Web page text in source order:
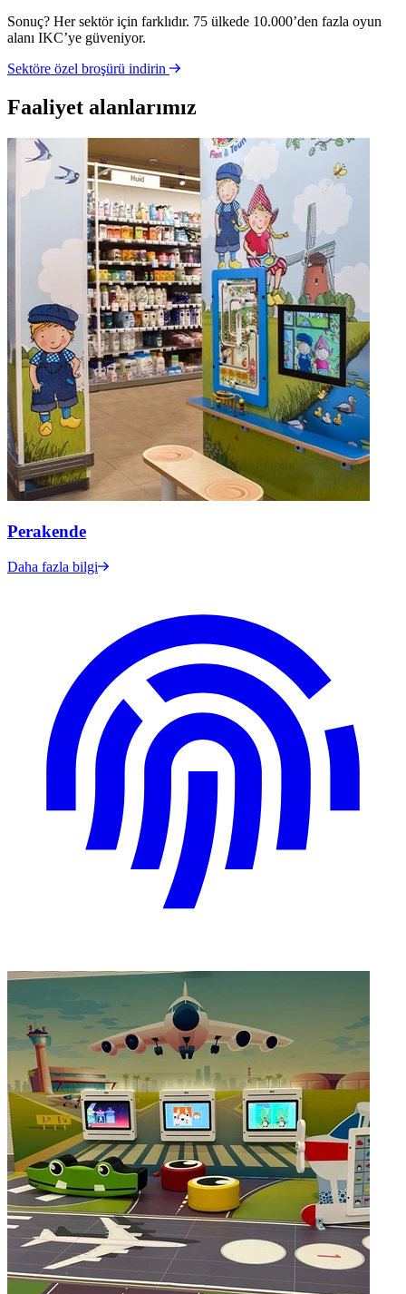
Sonuç? Her sektör için farklıdır. 75 ülkede 10.000’den fazla oyun
alanı IKC’ye güveniyor.
Sektöre özel broşürü indirin
Faaliyet alanlarımız
Perakende
Daha fazla bilgi